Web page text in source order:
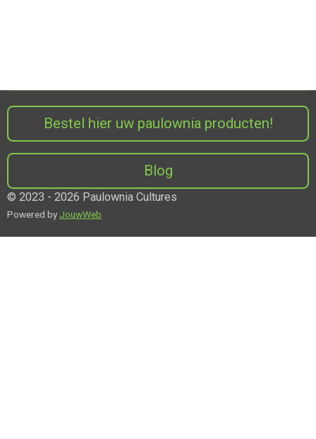
Bestel hier uw paulownia producten!
Blog
© 2023 - 2026 Paulownia Cultures
Powered by JouwWeb